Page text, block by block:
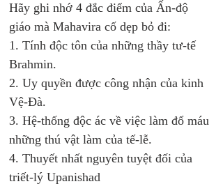
Hãy ghi nhớ 4 đắc điểm của Ấn-độ
giáo mà Mahavira cố dẹp bỏ đi:
1. Tính độc tôn của những thầy tư-tế
Brahmin.
2. Uy quyền được công nhận của kinh
Vệ-Đà.
3. Hệ-thống độc ác về việc làm đổ máu
những thú vật làm của tế-lễ.
4. Thuyết nhất nguyên tuyệt đối của
triết-lý Upanishad